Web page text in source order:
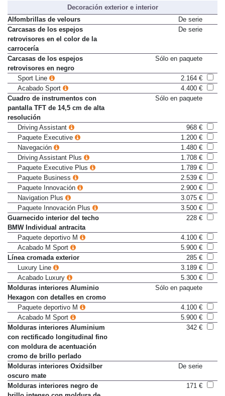
Decoración exterior e interior
Alfombrillas de velours
De serie
Carcasas de los espejos
retrovisores en el color de la
carrocería
Carcasas de los espejos
retrovisores en negro
Sport Line
2.164 €
Acabado Sport
4.400 €
Cuadro de instrumentos con
pantalla TFT de 14,5 cm de alta
resolución
Driving Assistant
968 €
Paquete Executive
1.200 €
Navegación
1.480 €
Driving Assistant Plus
1.708 €
Paquete Executive Plus
1.789 €
Paquete Business
2.539 €
Paquete Innovación
2.900 €
Navigation Plus
3.075 €
Paquete Innovación Plus
3.500 €
Guarnecido interior del techo
BMW Individual antracita
Paquete deportivo M
4.100 €
Acabado M Sport
5.900 €
Línea cromada exterior
285 €
Luxury Line
3.189 €
Acabado Luxury
5.300 €
Molduras interiores Aluminio
Hexagon con detalles en cromo
Paquete deportivo M
4.100 €
Acabado M Sport
5.900 €
Molduras interiores Aluminium
con rectificado longitudinal fino
con moldura de acentuación
cromo de brillo perlado
Molduras interiores Oxidsilber
oscuro mate
Molduras interiores negro de